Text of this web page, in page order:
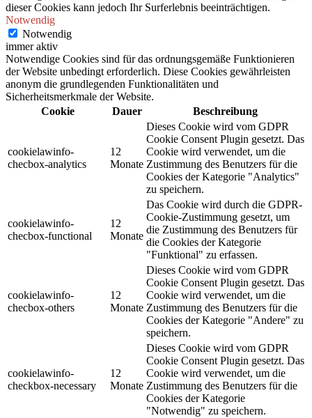
dieser Cookies kann jedoch Ihr Surferlebnis beeinträchtigen.
Notwendig
Notwendig
immer aktiv
Notwendige Cookies sind für das ordnungsgemäße Funktionieren
der Website unbedingt erforderlich. Diese Cookies gewährleisten
anonym die grundlegenden Funktionalitäten und
Sicherheitsmerkmale der Website.
Cookie
Dauer Beschreibung
cookielawinfo-
checbox-analytics
12
Monate
Dieses Cookie wird vom GDPR
Cookie Consent Plugin gesetzt. Das
Cookie wird verwendet, um die
Zustimmung des Benutzers für die
Cookies der Kategorie "Analytics"
zu speichern.
cookielawinfo-
checbox-functional
12
Monate
Das Cookie wird durch die GDPR-
Cookie-Zustimmung gesetzt, um
die Zustimmung des Benutzers für
die Cookies der Kategorie
"Funktional" zu erfassen.
cookielawinfo-
checbox-others
12
Monate
Dieses Cookie wird vom GDPR
Cookie Consent Plugin gesetzt. Das
Cookie wird verwendet, um die
Zustimmung des Benutzers für die
Cookies der Kategorie "Andere" zu
speichern.
cookielawinfo-
checkbox-necessary
12
Monate
Dieses Cookie wird vom GDPR
Cookie Consent Plugin gesetzt. Das
Cookie wird verwendet, um die
Zustimmung des Benutzers für die
Cookies der Kategorie
"Notwendig" zu speichern.